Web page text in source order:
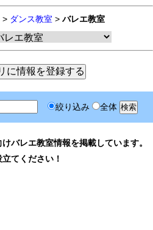
> ダンス教室 > バレエ教室
絞り込み 全体
バレエ教室情報を掲載しています。
てください！